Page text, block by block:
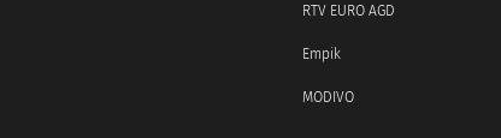
RTV EURO AGD
Empik
MODIVO